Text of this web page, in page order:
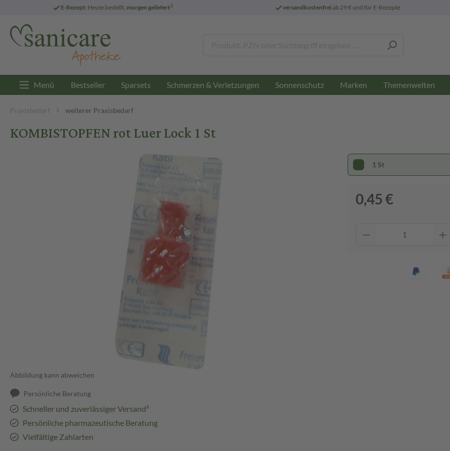
E-Rezept: Heute bestellt, morgen geliefert3 versandkostenfreiab 29 € und für E-Rezepte
Menü Bestseller Sparsets Schmerzen & Verletzungen Sonnenschutz Marken Themenwelten
Praxisbedarf weiterer Praxisbedarf
KOMBISTOPFEN rot Luer Lock 1 St
Abbildung kann abweichen
Persönliche Beratung
Schneller und zuverlässiger Versand³
Persönliche pharmazeutische Beratung
Vielfältige Zahlarten
1 St
0,45 €